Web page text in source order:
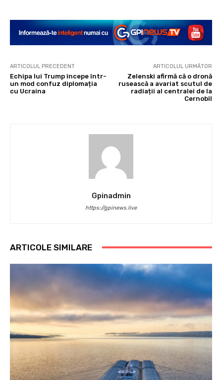
ARTICOLUL PRECEDENT
Echipa lui Trump începe într-
un mod confuz diplomația
cu Ucraina
ARTICOLUL URMĂTOR
Zelenski afirmă că o dronă
rusească a avariat scutul de
radiații al centralei de la
Cernobîl
Gpinadmin
https://gpinews.live
ARTICOLE SIMILARE